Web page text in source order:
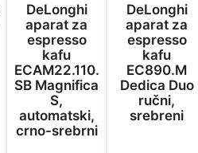
DeLonghi
aparat za
espresso
kafu
ECAM22.110.
SB Magnifica
S,
automatski,
crno-srebrni
DeLonghi
aparat za
espresso
kafu
EC890.M
Dedica Duo
ručni,
srebreni